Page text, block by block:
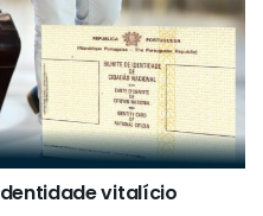
vitalício